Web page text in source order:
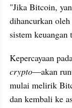
"Jika Bitcoin,
dihancurkan
sistem
crypto—akan
mulai melirik
dan kembali ke